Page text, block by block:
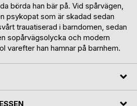
börda han bär på. Vid spårvägen,
psykopat som är skadad sedan
trauatiserad i barndomen, sedan
sopårvägsolycka och modern
varefter han hamnar på barnhem.